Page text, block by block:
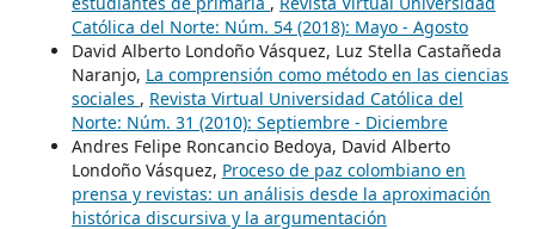
Católica del Norte: Núm. 54 (2018): Mayo - Agosto
David Alberto Londoño Vásquez, Luz Stella Castañeda
Naranjo, La comprensión como método en las ciencias
sociales , Revista Virtual Universidad Católica del
Norte: Núm. 31 (2010): Septiembre - Diciembre
Andres Felipe Roncancio Bedoya, David Alberto
Londoño Vásquez, Proceso de paz colombiano en
prensa y revistas: un análisis desde la aproximación
histórica discursiva y la argumentación